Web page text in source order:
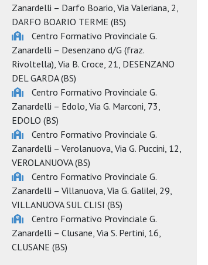
Zanardelli – Darfo Boario , Via Valeriana, 2,
DARFO BOARIO TERME (BS)
Centro Formativo Provinciale G.
Zanardelli – Desenzano d/G (fraz.
Rivoltella) , Via B. Croce, 21, DESENZANO
DEL GARDA (BS)
Centro Formativo Provinciale G.
Zanardelli – Edolo , Via G. Marconi, 73,
EDOLO (BS)
Centro Formativo Provinciale G.
Zanardelli – Verolanuova , Via G. Puccini, 12,
VEROLANUOVA (BS)
Centro Formativo Provinciale G.
Zanardelli – Villanuova , Via G. Galilei, 29,
VILLANUOVA SUL CLISI (BS)
Centro Formativo Provinciale G.
Zanardelli – Clusane , Via S. Pertini, 16,
CLUSANE (BS)